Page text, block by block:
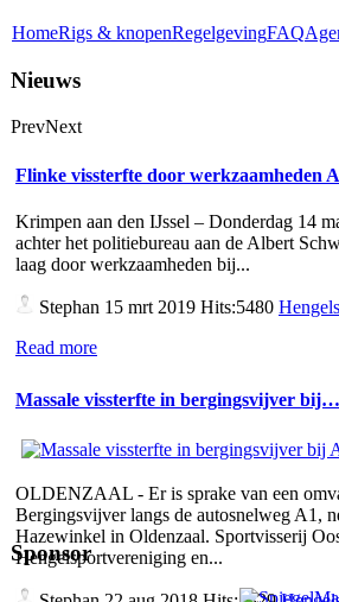
HomeRigs & knopenRegelgevingFAQ
Nieuws
PrevNext
Flinke vissterfte door werkzaamheden
Krimpen aan den IJssel – Donderdag 14
achter het politiebureau aan de Albert
laag door werkzaamheden bij...
Stephan 15 mrt 2019 Hits:5480
Read more
Massale vissterfte in bergingsvijver bij…
OLDENZAAL - Er is sprake van een
Bergingsvijver langs de autosnelweg A1,
Hazewinkel in Oldenzaal. Sportvisserij
Hengelsportvereniging en...
Sponsor